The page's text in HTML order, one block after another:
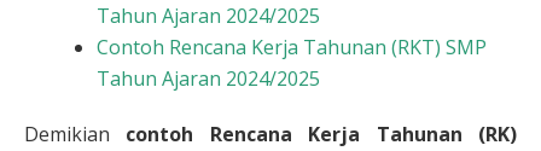
Tahun Ajaran 2024/2025
Contoh Rencana Kerja Tahunan (RKT) SMP
Tahun Ajaran 2024/2025
Demikian contoh Rencana Kerja Tahunan (RK)